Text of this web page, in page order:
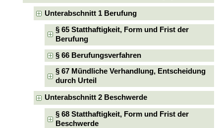
Unterabschnitt 1 Berufung
§ 65 Statthaftigkeit, Form und Frist der
Berufung
§ 66 Berufungsverfahren
§ 67 Mündliche Verhandlung, Entscheidung
durch Urteil
Unterabschnitt 2 Beschwerde
§ 68 Statthaftigkeit, Form und Frist der
Beschwerde